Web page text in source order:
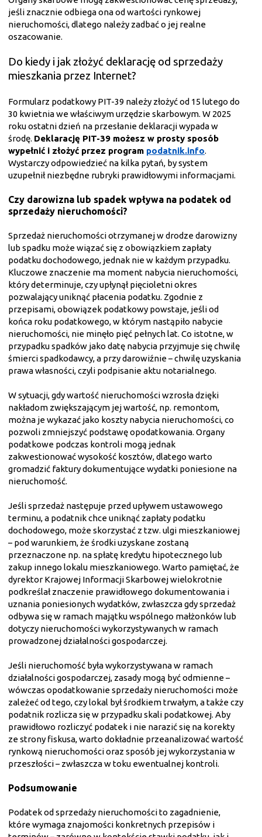
jeśli znacznie odbiega ona od wartości rynkowej
nieruchomości, dlatego należy zadbać o jej realne
oszacowanie.
Do kiedy i jak złożyć deklarację od sprzedaży
mieszkania przez Internet?
Formularz podatkowy PIT-39 należy złożyć od 15 lutego do
30 kwietnia we właściwym urzędzie skarbowym. W 2025
roku ostatni dzień na przesłanie deklaracji wypada w
środę. Deklarację PIT-39 możesz w prosty sposób
wypełnić i złożyć przez program podatnik.info.
Wystarczy odpowiedzieć na kilka pytań, by system
uzupełnił niezbędne rubryki prawidłowymi informacjami.
Czy darowizna lub spadek wpływa na podatek od
sprzedaży nieruchomości?
Sprzedaż nieruchomości otrzymanej w drodze darowizny
lub spadku może wiązać się z obowiązkiem zapłaty
podatku dochodowego, jednak nie w każdym przypadku.
Kluczowe znaczenie ma moment nabycia nieruchomości,
który determinuje, czy upłynął pięcioletni okres
pozwalający uniknąć płacenia podatku. Zgodnie z
przepisami, obowiązek podatkowy powstaje, jeśli od
końca roku podatkowego, w którym nastąpiło nabycie
nieruchomości, nie minęło pięć pełnych lat. Co istotne, w
przypadku spadków jako datę nabycia przyjmuje się chwilę
śmierci spadkodawcy, a przy darowiźnie – chwilę uzyskania
prawa własności, czyli podpisanie aktu notarialnego.
W sytuacji, gdy wartość nieruchomości wzrosła dzięki
nakładom zwiększającym jej wartość, np. remontom,
można je wykazać jako koszty nabycia nieruchomości, co
pozwoli zmniejszyć podstawę opodatkowania. Organy
podatkowe podczas kontroli mogą jednak
zakwestionować wysokość kosztów, dlatego warto
gromadzić faktury dokumentujące wydatki poniesione na
nieruchomość.
Jeśli sprzedaż następuje przed upływem ustawowego
terminu, a podatnik chce uniknąć zapłaty podatku
dochodowego, może skorzystać z tzw. ulgi mieszkaniowej
– pod warunkiem, że środki uzyskane zostaną
przeznaczone np. na spłatę kredytu hipotecznego lub
zakup innego lokalu mieszkaniowego. Warto pamiętać, że
dyrektor Krajowej Informacji Skarbowej wielokrotnie
podkreślał znaczenie prawidłowego dokumentowania i
uznania poniesionych wydatków, zwłaszcza gdy sprzedaż
odbywa się w ramach majątku wspólnego małżonków lub
dotyczy nieruchomości wykorzystywanych w ramach
prowadzonej działalności gospodarczej.
Jeśli nieruchomość była wykorzystywana w ramach
działalności gospodarczej, zasady mogą być odmienne –
wówczas opodatkowanie sprzedaży nieruchomości może
zależeć od tego, czy lokal był środkiem trwałym, a także czy
podatnik rozlicza się w przypadku skali podatkowej. Aby
prawidłowo rozliczyć podatek i nie narazić się na korekty
ze strony fiskusa, warto dokładnie przeanalizować wartość
rynkową nieruchomości oraz sposób jej wykorzystania w
przeszłości – zwłaszcza w toku ewentualnej kontroli.
Podsumowanie
Podatek od sprzedaży nieruchomości to zagadnienie,
które wymaga znajomości konkretnych przepisów i